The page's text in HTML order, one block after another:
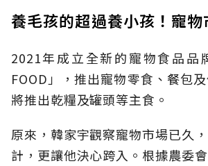
養毛孩的超過養小孩！寵
2021年成立全新的寵物食品品
FOOD」，推出寵物零食、餐包
將推出乾糧及罐頭等主食。
原來，韓家宇觀察寵物市場已久
計，更讓他決心跨入。根據農委